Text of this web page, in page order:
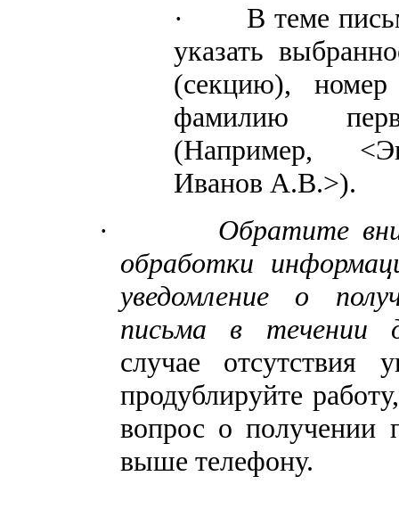
·
В теме
указать
(секцию),
фамилию
(Например,
Иванов А.В.>).
·
Обратите
обработки
уведомление о
письма в течении
случае отсутствия
продублируйте
вопрос о получении
выше телефону.